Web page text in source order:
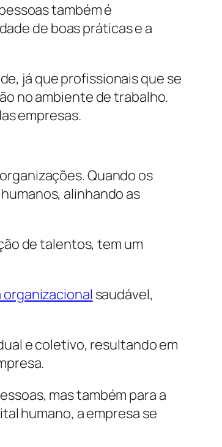
também é
de boas práticas e a
já que profissionais que se
no ambiente de trabalho.
empresas.
Quando os
alinhando as
de talentos, tem um
organizacional saudável,
e coletivo, resultando em
mas também para a
humano, a empresa se